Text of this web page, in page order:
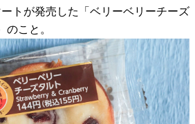
ートが発売した「ベリーベリーチーズ
のこと。